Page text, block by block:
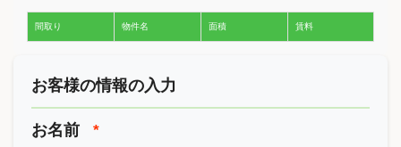
間取り 物件名 面積 賃料
お客様の情報の入力
お名前 *